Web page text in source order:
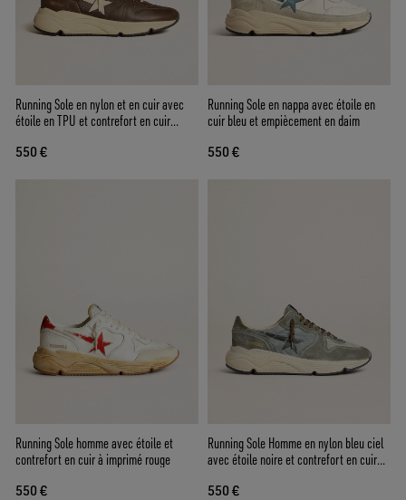
Running Sole en nylon et en cuir avec
étoile en TPU et contrefort en cuir
550 €
Running Sole en nappa avec étoile en
cuir bleu et empiècement en daim
550 €
Running Sole homme avec étoile et
contrefort en cuir à imprimé rouge
550 €
Running Sole Homme en nylon bleu ciel
avec étoile noire et contrefort en cuir
550 €